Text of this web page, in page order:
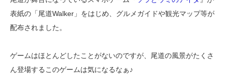
表紙の「尾道Walker」をはじめ、グルメガイドや観光マップ等が
配布されました。
ゲームはほとんどしたことがないのですが、尾道の風景がたくさ
ん登場するこのゲームは気になるなぁ♪